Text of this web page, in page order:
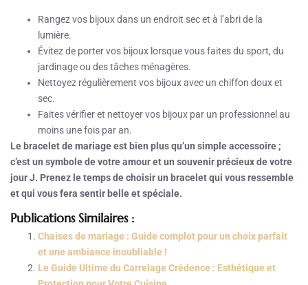
Rangez vos bijoux dans un endroit sec et à l’abri de la
lumière.
Évitez de porter vos bijoux lorsque vous faites du sport, du
jardinage ou des tâches ménagères.
Nettoyez régulièrement vos bijoux avec un chiffon doux et
sec.
Faites vérifier et nettoyer vos bijoux par un professionnel au
moins une fois par an.
Le bracelet de mariage est bien plus qu’un simple accessoire ;
c’est un symbole de votre amour et un souvenir précieux de votre
jour J. Prenez le temps de choisir un bracelet qui vous ressemble
et qui vous fera sentir belle et spéciale.
Publications Similaires :
Chaises de mariage : Guide complet pour un choix parfait
et une ambiance inoubliable !
Le Guide Ultime du Carrelage Crédence : Esthétique et